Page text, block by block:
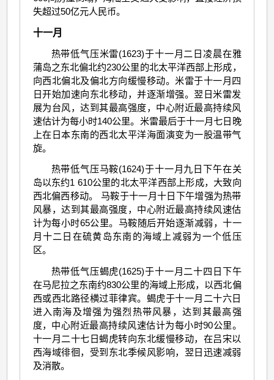
失超过50亿元人民币。
十一月
热带低气压米雷(1623)于十一月二日凌晨在雅
蒲岛之东北偏北约230公里的北太平洋西部上形成，
向西北偏北及偏北方向缓慢移动。米雷于十一月四
日开始加速向东北移动，并逐渐增强。翌日米雷发
展为台风，达到其最高强度，中心附近最高持续风
速估计为每小时140公里。米雷最后于十一月七日晚
上在日本东南的西北太平洋海面演变为一股温带气
旋。
热带低气压马鞍(1624)于十一月九日下午在关
岛以东约1 610公里的北太平洋西部上形成，大致向
西北偏西移动。 马鞍于十一月十日下午增强为热带
风暴，达到其最高强度，中心附近最高持续风速估
计为每小时65公里。马鞍随后开始逐渐减弱，十一
月十二日在硫黄岛东南的海域上减弱为一个低压
区。
热带低气压蝎虎(1625)于十一月二十四日下午
在马尼拉之东南约830公里的海域上形成，以西北偏
西或西北路径横过菲律宾。蝎虎于十一月二十六日
进入南海及增强为强烈热带风暴，达到其最高强
度，中心附近最高持续风速估计为每小时90公里。
十一月二十七日蝎虎转向东北缓慢移动，在吕宋以
西海域徘徊，受到东北季候风影响，翌日迅速减弱
及消散。